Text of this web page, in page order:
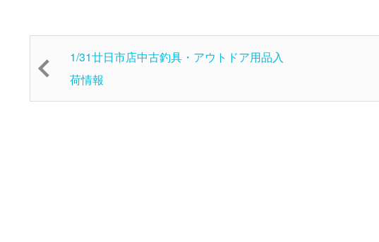
1/31廿日市店中古釣具・アウトドア用品入
荷情報